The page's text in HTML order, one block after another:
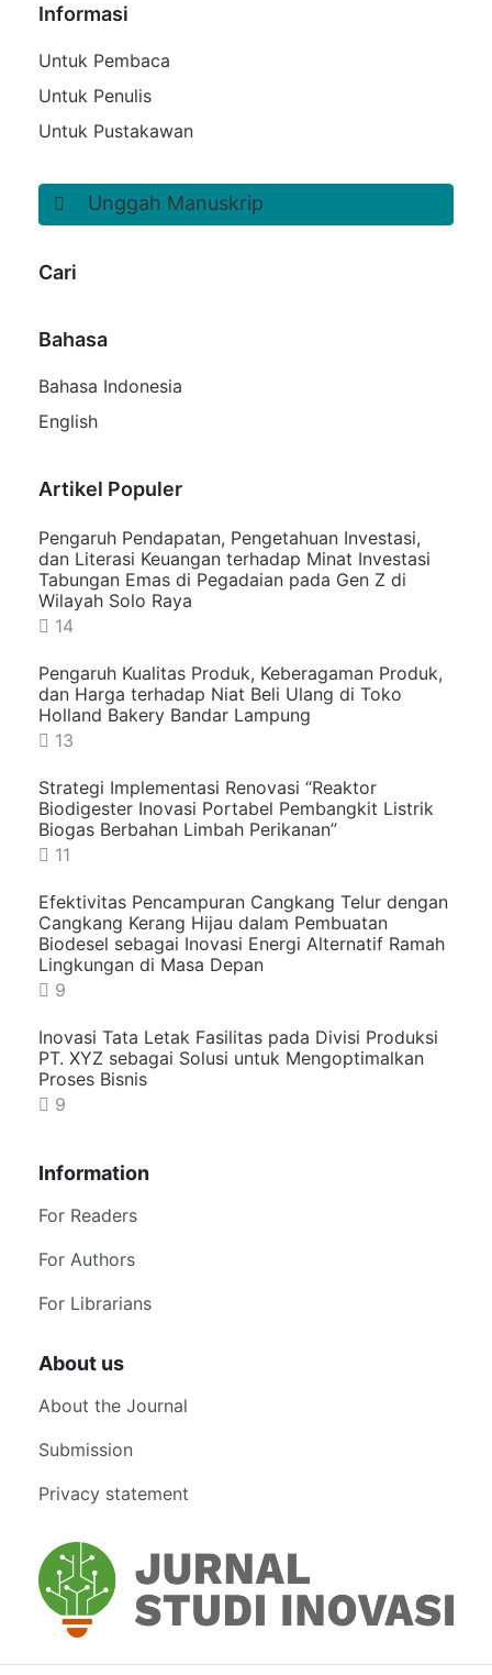
Informasi
Untuk Pembaca
Untuk Penulis
Untuk Pustakawan
Unggah Manuskrip
Cari
Bahasa
Bahasa Indonesia
English
Artikel Populer
Pengaruh Pendapatan, Pengetahuan Investasi,
dan Literasi Keuangan terhadap Minat Investasi
Tabungan Emas di Pegadaian pada Gen Z di
Wilayah Solo Raya
14
Pengaruh Kualitas Produk, Keberagaman Produk,
dan Harga terhadap Niat Beli Ulang di Toko
Holland Bakery Bandar Lampung
13
Strategi Implementasi Renovasi “Reaktor
Biodigester Inovasi Portabel Pembangkit Listrik
Biogas Berbahan Limbah Perikanan”
11
Efektivitas Pencampuran Cangkang Telur dengan
Cangkang Kerang Hijau dalam Pembuatan
Biodesel sebagai Inovasi Energi Alternatif Ramah
Lingkungan di Masa Depan
9
Inovasi Tata Letak Fasilitas pada Divisi Produksi
PT. XYZ sebagai Solusi untuk Mengoptimalkan
Proses Bisnis
9
Information
For Readers
For Authors
For Librarians
About us
About the Journal
Submission
Privacy statement